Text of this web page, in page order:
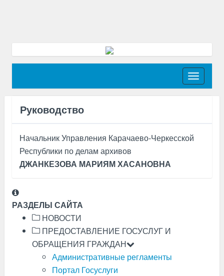
Toggle
Руководство
Начальник Управления Карачаево-Черкесской
Республики по делам архивов
ДЖАНКЕЗОВА МАРИЯМ ХАСАНОВНА
РАЗДЕЛЫ САЙТА
НОВОСТИ
ПРЕДОСТАВЛЕНИЕ ГОСУСЛУГ И
ОБРАЩЕНИЯ ГРАЖДАН
Административные регламенты
Портал Госуслуги